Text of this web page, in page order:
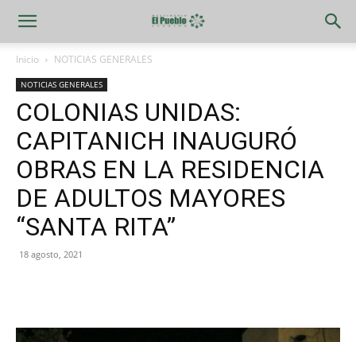
Inicio NOTICIAS GENERALES
NOTICIAS GENERALES
COLONIAS UNIDAS:
CAPITANICH INAUGURÓ
OBRAS EN LA RESIDENCIA
DE ADULTOS MAYORES
“SANTA RITA”
18 agosto, 2021